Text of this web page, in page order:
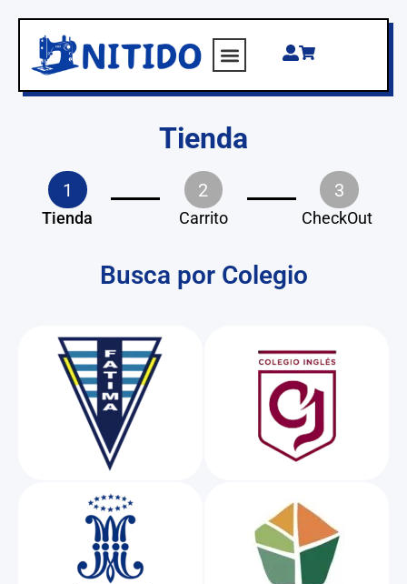
Tienda
1
Tienda
2
Carrito
3
CheckOut
Busca por Colegio